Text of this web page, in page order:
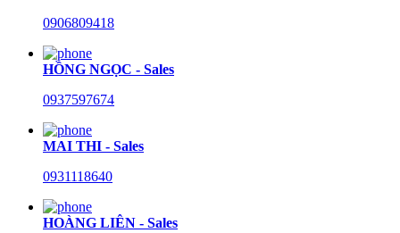
0906809418
HỒNG NGỌC - Sales
0937597674
MAI THI - Sales
0931118640
HOÀNG LIÊN - Sales